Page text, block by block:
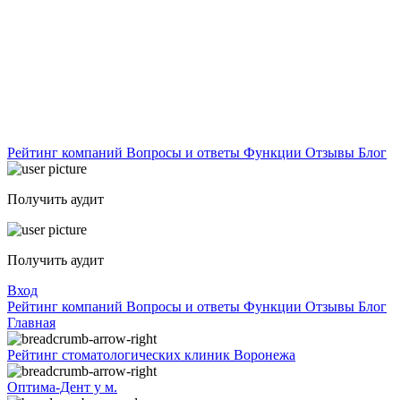
Рейтинг компаний Вопросы и ответы Функции Отзывы Блог
Получить аудит
Получить аудит
Вход
Рейтинг компаний Вопросы и ответы Функции Отзывы Блог
Главная
Рейтинг стоматологических клиник Воронежа
Оптима-Дент у м.